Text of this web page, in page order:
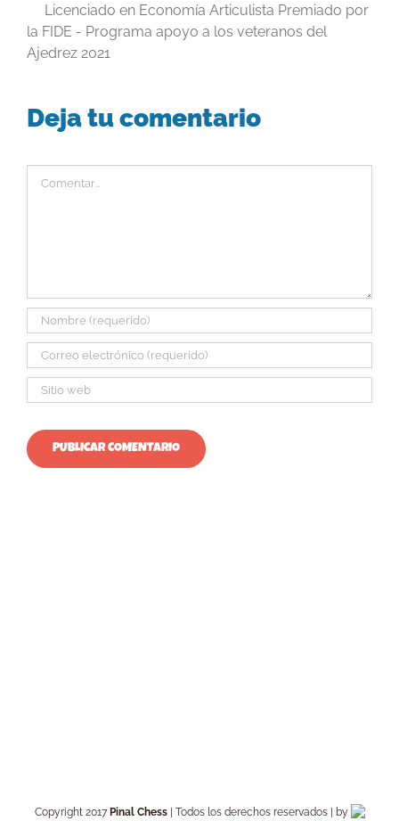
Licenciado en Economía Articulista Premiado por
la FIDE - Programa apoyo a los veteranos del
Ajedrez 2021
Deja tu comentario
Copyright 2017 Pinal Chess| Todos los derechos reservados | by